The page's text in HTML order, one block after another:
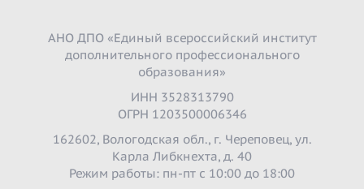
АНО ДПО «Единый всероссийский институт
дополнительного профессионального
образования»
ИНН 3528313790
ОГРН 1203500006346
162602, Вологодская обл., г. Череповец, ул.
Карла Либкнехта, д. 40
Режим работы: пн-пт с 10:00 до 18:00